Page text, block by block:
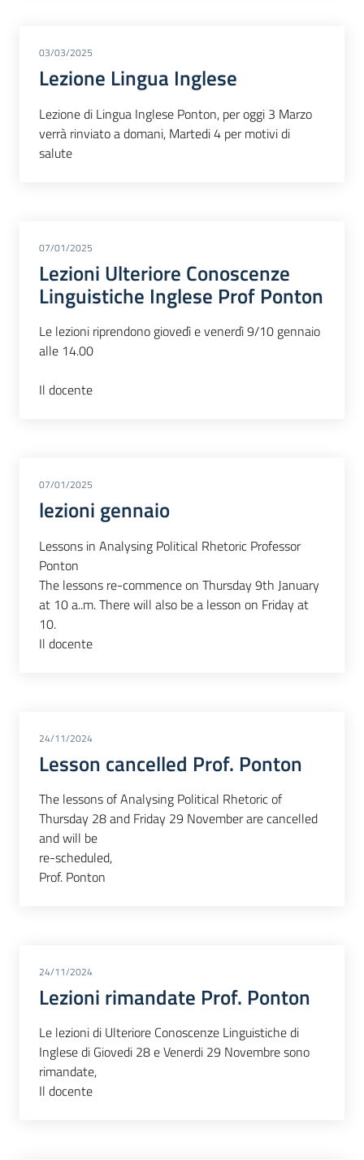
03/03/2025
Lezione Lingua Inglese
Lezione di Lingua Inglese Ponton, per oggi 3 Marzo
verrà rinviato a domani, Martedi 4 per motivi di
salute
07/01/2025
Lezioni Ulteriore Conoscenze
Linguistiche Inglese Prof Ponton
Le lezioni riprendono giovedì e venerdì 9/10 gennaio
alle 14.00
Il docente
07/01/2025
lezioni gennaio
Lessons in Analysing Political Rhetoric Professor
Ponton
The lessons re-commence on Thursday 9th January
at 10 a..m. There will also be a lesson on Friday at
10.
Il docente
24/11/2024
Lesson cancelled Prof. Ponton
The lessons of Analysing Political Rhetoric of
Thursday 28 and Friday 29 November are cancelled
and will be
re-scheduled,
Prof. Ponton
24/11/2024
Lezioni rimandate Prof. Ponton
Le lezioni di Ulteriore Conoscenze Linguistiche di
Inglese di Giovedi 28 e Venerdi 29 Novembre sono
rimandate,
Il docente